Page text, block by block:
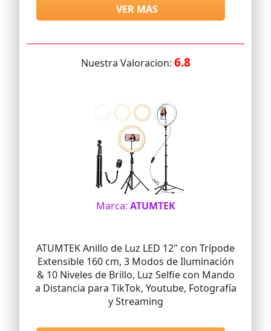
VER MAS
Nuestra Valoracion: 6.8
Marca: ATUMTEK
ATUMTEK Anillo de Luz LED 12" con Trípode
Extensible 160 cm, 3 Modos de Iluminación
& 10 Niveles de Brillo, Luz Selfie con Mando
a Distancia para TikTok, Youtube, Fotografía
y Streaming